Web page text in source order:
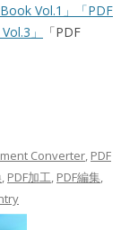
Vol.1」「PDF
」
「PDF
Converter, PDF
, PDF加工, PDF編集,